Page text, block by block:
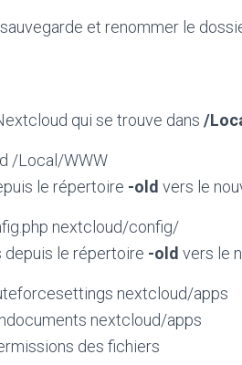
et renommer le
qui se trouve dans /
/Local/WWW
le répertoire -old vers le
nextcloud/config/
le répertoire -old vers le
nextcloud/apps
nextcloud/apps
des fichiers